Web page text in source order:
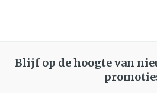
Blijf op de hoogte van